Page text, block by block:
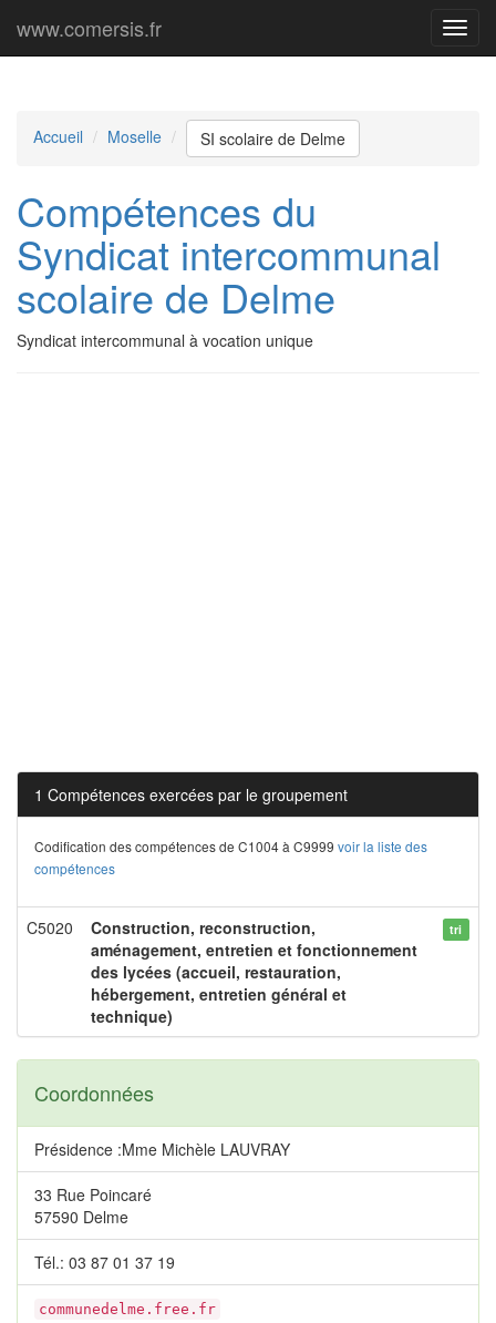
Menu
www.comersis.fr
Accueil Moselle SI scolaire de Delme
Compétences du
Syndicat intercommunal
scolaire de Delme
Syndicat intercommunal à vocation unique
1 Compétences exercées par le groupement
Codification des compétences de C1004 à C9999 voir la liste des
compétences
C5020
Construction, reconstruction,
aménagement, entretien et fonctionnement
des lycées (accueil, restauration,
hébergement, entretien général et
technique)
tri
Coordonnées
Présidence :Mme Michèle LAUVRAY
33 Rue Poincaré
57590 Delme
Tél.: 03 87 01 37 19
communedelme.free.fr